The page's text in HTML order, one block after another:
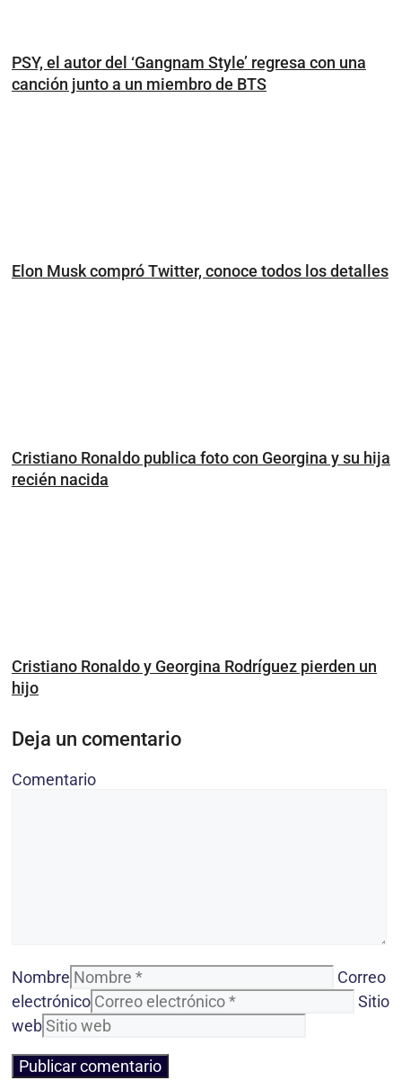
PSY, el autor del ‘Gangnam Style’ regresa con una
canción junto a un miembro de BTS
Elon Musk compró Twitter, conoce todos los detalles
Cristiano Ronaldo publica foto con Georgina y su hija
recién nacida
Cristiano Ronaldo y Georgina Rodríguez pierden un
hijo
Deja un comentario
Comentario
Nombre
Correo
electrónico
Sitio
web